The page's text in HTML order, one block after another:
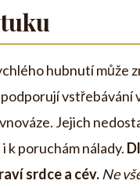
hubnutí může
podporují vstřebávání
Jejich
k poruchám nálady.
srdce a cév. Ne